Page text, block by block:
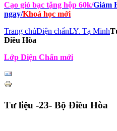
Cạo gió bạc tặng hộp 60k/Giảm
ngay/Khoá học mới
Trang chủDiện chẩnLY. Tạ Minh
Điều Hòa
Lớp Diện Chẩn mới
Tư liệu -23- Bộ Điều Hòa